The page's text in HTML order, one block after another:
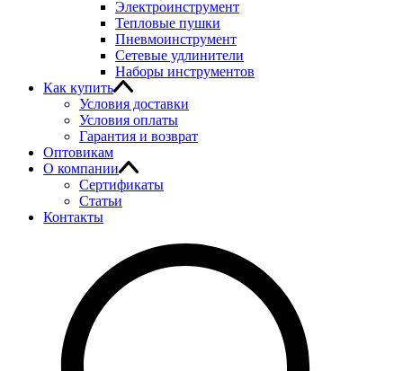
Электроинструмент
Тепловые пушки
Пневмоинструмент
Сетевые удлинители
Наборы инструментов
Как купить
Условия доставки
Условия оплаты
Гарантия и возврат
Оптовикам
О компании
Сертификаты
Статьи
Контакты